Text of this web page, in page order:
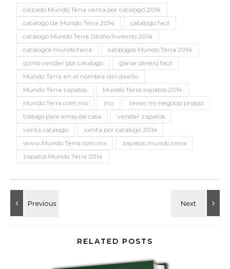
calzado Mundo Terra venta por catalogo 2014
catalogo de Mundo Terra 2014
catalogo facil
catalogo Mundo Terra Otoño Invierno 2014
catalogos mundo terra
catalogos Mundo Terra 2014
como vender por catalogo
ganar dinero facil
Mundo Terra en el nombre del diseño
Mundo Terra zapatos
Mundo Terra zapatos 2014
Mundo Terra.com.mx
mx
tener mi negocio propio
trabajo para amas de casa
vender zapatos
venta catalogo
venta por catálogo 2014
www.Mundo Terra.com.mx
zapatos mundo terra
zapatos Mundo Terra 2014
RELATED POSTS